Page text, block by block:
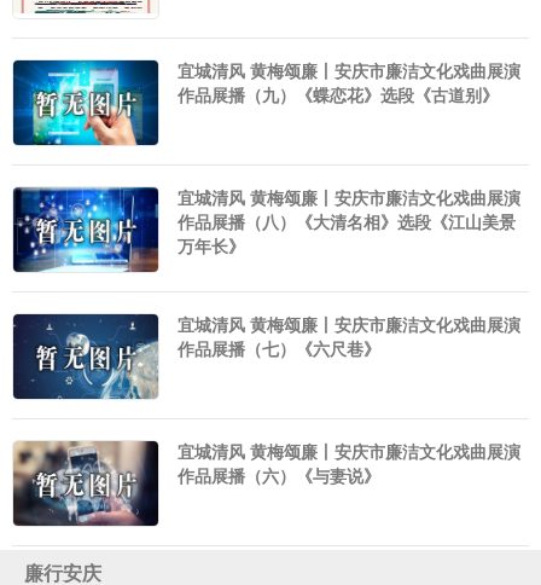
宜城清风 黄梅颂廉丨安庆市廉洁文化戏曲展演
作品展播（九）《蝶恋花》选段《古道别》
宜城清风 黄梅颂廉丨安庆市廉洁文化戏曲展演
作品展播（八）《大清名相》选段《江山美景
万年长》
宜城清风 黄梅颂廉丨安庆市廉洁文化戏曲展演
作品展播（七）《六尺巷》
宜城清风 黄梅颂廉丨安庆市廉洁文化戏曲展演
作品展播（六）《与妻说》
廉行安庆